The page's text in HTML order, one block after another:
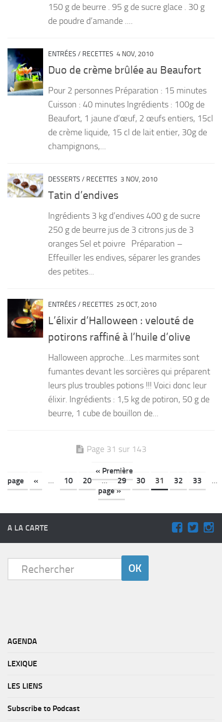
150 g de beurre . 95 g de sucre glace . 30 g
de poudre d’amande ....
ENTRÉES / RECETTES 4 NOV, 2010
Duo de crème brûlée au Beaufort
Pour 2 personnes Préparation : 15 minutes
Cuisson : 40 minutes Ingrédients : 100g de
Beaufort, 1 jaune d’œuf, 2 œufs entiers, 15cl
de crème liquide, 15 cl de lait entier, 30g de
champignons,...
DESSERTS / RECETTES 3 NOV, 2010
Tatin d’endives
Ingrédients 3 kg d’endives 400 g de sucre
250 g de beurre jus de 3 citrons jus de 3
oranges Sel et poivre Préparation –
Effeuiller les endives, séparer les grandes
des petites...
ENTRÉES / RECETTES 25 OCT, 2010
L’élixir d’Halloween : velouté de
potirons raffiné à l’huile d’olive
Halloween approche…Les marmites sont
fumantes devant les sorcières qui préparent
leurs plus troubles potions !!! Voici donc leur
élixir. Ingrédients : 1,5 kg de potiron, 50 g de
beurre, 1 cube de bouillon de...
Page 31 sur 143
« Première
page
« ... 10 20 ... 29 30 31 32 33
...
page »
A LA CARTE
AGENDA
LEXIQUE
LES LIENS
Subscribe to Podcast